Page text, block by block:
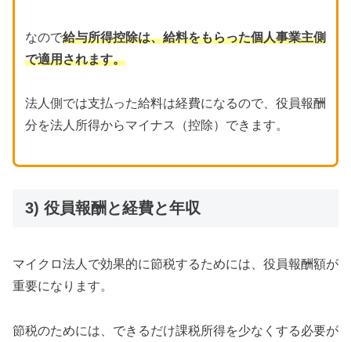
なので給与所得控除は、給料をもらった個人事業主側
で適用されます。
法人側では支払った給料は経費になるので、役員報酬
分を法人所得からマイナス（控除）できます。
3) 役員報酬と経費と年収
マイクロ法人で効果的に節税するためには、役員報酬額が
重要になります。
節税のためには、できるだけ課税所得を少なくする必要が